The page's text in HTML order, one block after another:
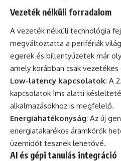
Vezeték nélküli forradalom
A vezeték nélküli technológia
megváltoztatta a perifériák
egerek és billentyűzetek már
amely korábban csak
Low-latency kapcsolatok: A
kapcsolatok 1ms alatti
alkalmazásokhoz is megfelelő.
Energiahatékonyság: Az új
energiatakarékos áramkörök
üzemidőt tesznek lehetővé.
AI és gépi tanulás integráció